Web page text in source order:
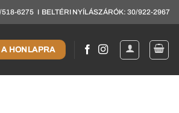
518-6275 I BELTÉRI NYÍLÁSZÁRÓK: 30/922-2967
HONLAPRA